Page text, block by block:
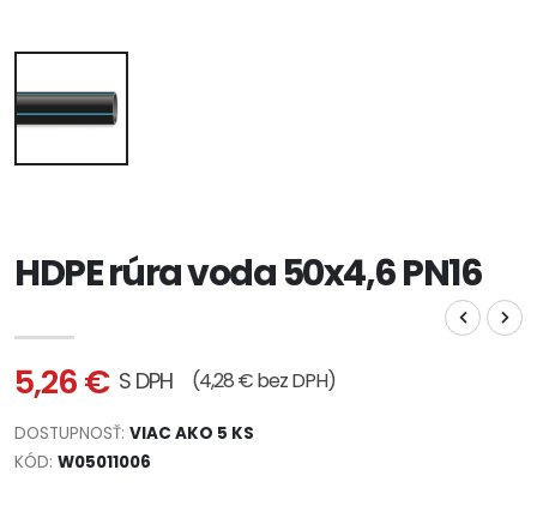
HDPE rúra voda 50x4,6 PN16
5,26 € S DPH (4,28 € bez DPH)
DOSTUPNOSŤ: VIAC AKO 5 KS
KÓD: W05011006